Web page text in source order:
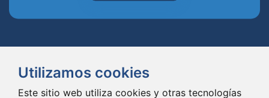
Utilizamos cookies
Este sitio web utiliza cookies y otras tecnologías